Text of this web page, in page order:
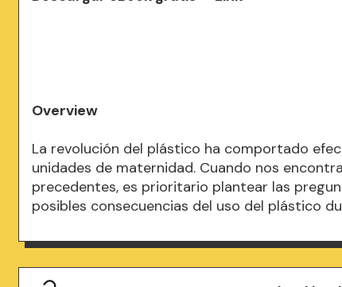
Overview
La revolución del plástico ha comportado
unidades de maternidad. Cuando nos
precedentes, es prioritario plantear las
posibles consecuencias del uso del plástico